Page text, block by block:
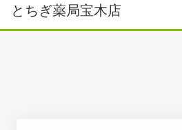
とちぎ薬局宝木店